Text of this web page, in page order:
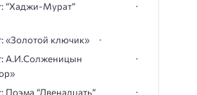
“Хаджи-Мурат”
«Золотой ключик»
А.И.Солженицын
Поэма “Двенадцать”